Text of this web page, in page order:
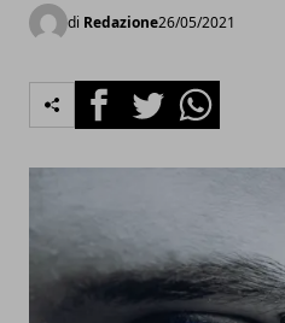
di Redazione26/05/2021
FacebookTwitterWhatsapp